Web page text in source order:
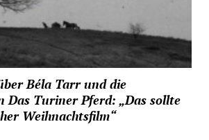
Béla Tarr und die
Das Turiner Pferd: „Das sollte
Weihnachtsfilm“